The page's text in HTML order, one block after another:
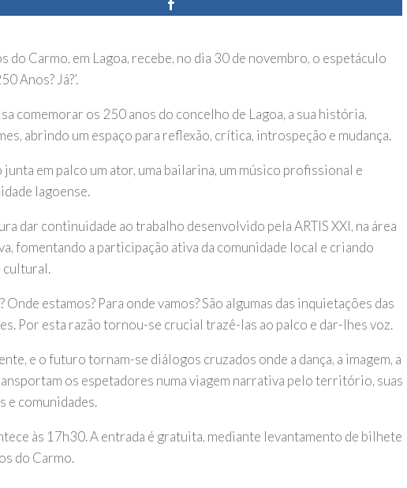
Carmo, em Lagoa, recebe, no dia 30 de novembro, o espetáculo
Anos? Já?’.
comemorar os 250 anos do concelho de Lagoa, a sua história,
abrindo um espaço para reflexão, crítica, introspeção e mudança.
junta em palco um ator, uma bailarina, um músico profissional e
lagoense.
dar continuidade ao trabalho desenvolvido pela ARTIS XXI, na área
fomentando a participação ativa da comunidade local e criando
cultural.
Onde estamos? Para onde vamos? São algumas das inquietações das
Por esta razão tornou-se crucial trazê-las ao palco e dar-lhes voz.
e o futuro tornam-se diálogos cruzados onde a dança, a imagem, a
os espetadores numa viagem narrativa pelo território, suas
e comunidades.
às 17h30. A entrada é gratuita, mediante levantamento de bilhete
do Carmo.